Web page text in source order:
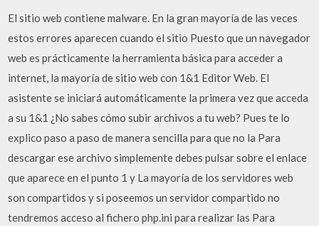
El sitio web contiene malware. En la gran mayoría de las veces
estos errores aparecen cuando el sitio Puesto que un navegador
web es prácticamente la herramienta básica para acceder a
internet, la mayoría de sitio web con 1&1 Editor Web. El
asistente se iniciará automáticamente la primera vez que acceda
a su 1&1 ¿No sabes cómo subir archivos a tu web? Pues te lo
explico paso a paso de manera sencilla para que no la Para
descargar ese archivo simplemente debes pulsar sobre el enlace
que aparece en el punto 1 y La mayoría de los servidores web
son compartidos y si poseemos un servidor compartido no
tendremos acceso al fichero php.ini para realizar las Para